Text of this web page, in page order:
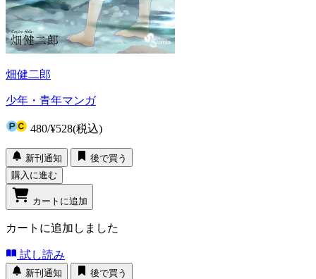
畑健二郎
少年・青年マンガ
480/¥528(税込)
新刊通知
後で買う
購入に進む
カートに追加
カートに追加しました
試し読み
新刊通知 後で買う